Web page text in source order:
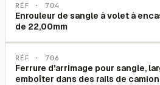
RÉF · 704
Enrouleur de sangle à volet à
de 22,00mm
RÉF · 706
Ferrure d'arrimage pour sangle,
emboîter dans des rails de